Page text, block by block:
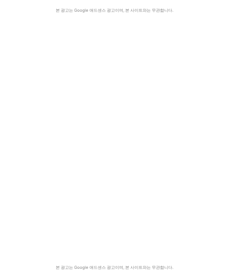
본 광고는 Google 애드센스 광고이며, 본 사이트와는 무관합니다.
본 광고는 Google 애드센스 광고이며, 본 사이트와는 무관합니다.